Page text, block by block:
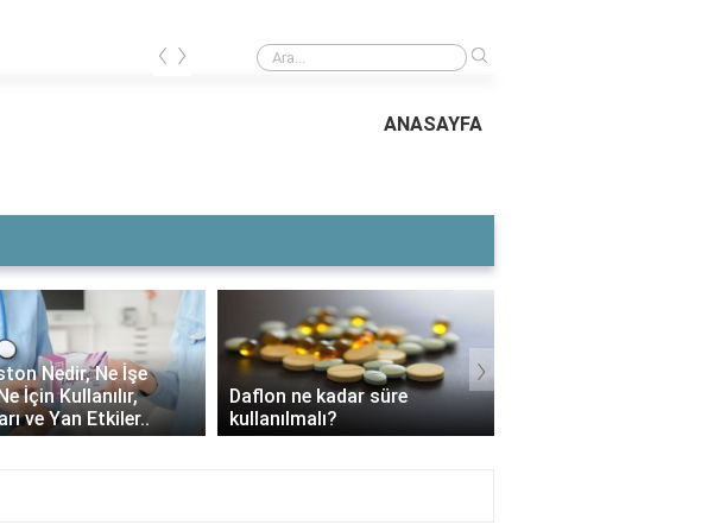
İzmir Atatürk Lisesini kazanmak için kaç net gerekir?
‹ ›
ANASAYFA
Nedir, Ne İşe
İçin Kullanılır,
ve Yan Etkiler..
Daflon ne kadar süre
kullanılmalı?
›